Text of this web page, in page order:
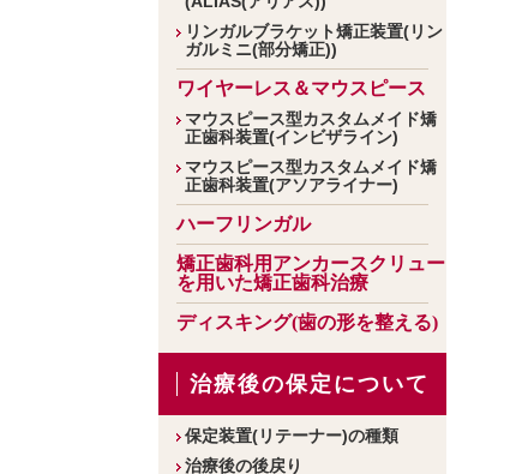
リンガルブラケット矯正装置(リン
ガルミニ(部分矯正))
ワイヤーレス＆マウスピース
マウスピース型カスタムメイド矯
正歯科装置(インビザライン)
マウスピース型カスタムメイド矯
正歯科装置(アソアライナー)
ハーフリンガル
矯正歯科用アンカースクリュー
を用いた矯正歯科治療
ディスキング(歯の形を整える)
治療後の保定について
保定装置(リテーナー)の種類
治療後の後戻り